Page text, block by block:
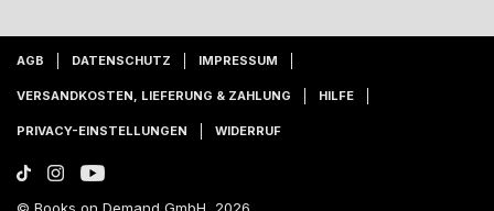
AGB DATENSCHUTZ IMPRESSUM
VERSANDKOSTEN, LIEFERUNG & ZAHLUNG HILFE
PRIVACY-EINSTELLUNGEN WIDERRUF